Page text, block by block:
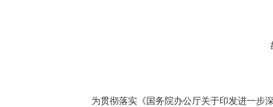
为贯彻落实《国务院办公厅关于印发进一步深